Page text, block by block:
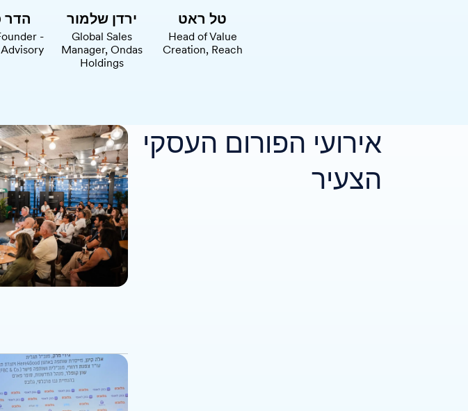
טל ראט
Head of Value
Creation, Reach
ירדן שלמור
Global Sales
Manager, Ondas
Holdings
הדר
-
אירועי הפורום העסקי
הצעיר